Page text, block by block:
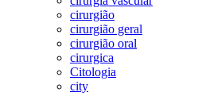
cirurgião
cirurgião geral
cirurgião oral
cirurgica
Citologia
city